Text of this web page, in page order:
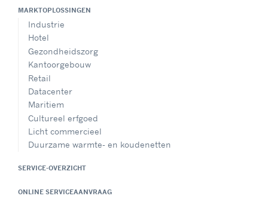
MARKTOPLOSSINGEN
Industrie
Hotel
Gezondheidszorg
Kantoorgebouw
Retail
Datacenter
Maritiem
Cultureel erfgoed
Licht commercieel
Duurzame warmte- en koudenetten
SERVICE-OVERZICHT
ONLINE SERVICEAANVRAAG